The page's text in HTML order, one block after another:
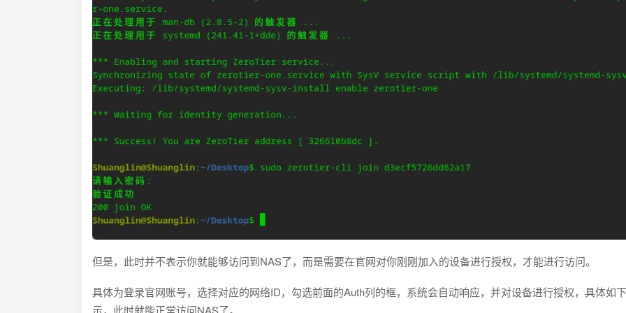
但是，此时并不表示你就能够访问到NAS了，而是需要在官网对你刚刚加入的设备进行授权，才能进行访问。
具体为登录官网账号，选择对应的网络ID，勾选前面的Auth列的框，系统会自动响应，并对设备进行授权，具体如
示，此时就能正常访问NAS了。